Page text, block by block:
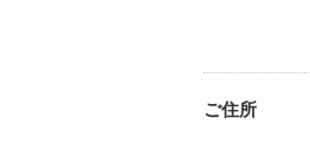
ご住所